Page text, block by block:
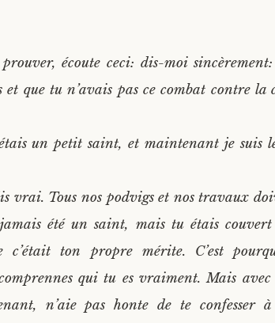
écoute ceci: dis-moi
et que tu n’avais pas ce combat contre la
un petit saint, et maintenant je suis
vrai. Tous nos podvigs et nos travaux
été un saint, mais tu étais
ton propre mérite. C’est
qui tu es vraiment. Mais avec
n’aie pas honte de te confesser